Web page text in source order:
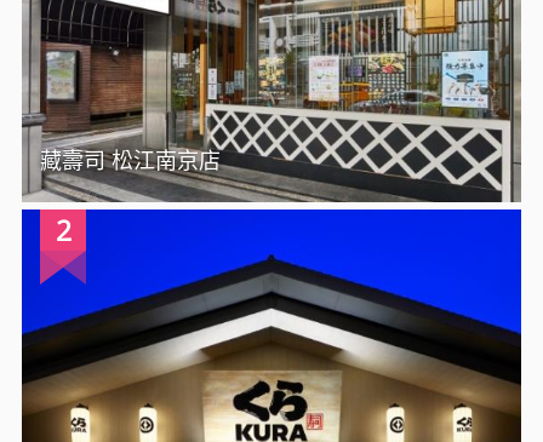
藏壽司 松江南京店
2